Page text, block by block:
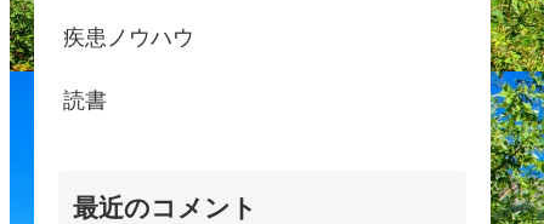
疾患ノウハウ
読書
最近のコメント